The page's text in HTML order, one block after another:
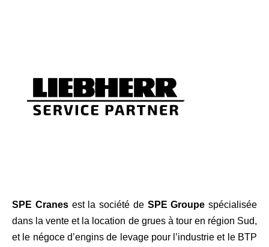
SPE Cranesest la société de SPE Groupe spécialisée
dans la vente et la location de grues à tour en région Sud,
et le négoce d’engins de levage pour l’industrie et le BTP